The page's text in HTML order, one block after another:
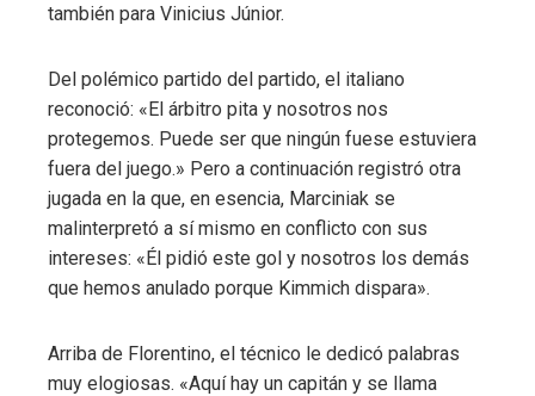
también para Vinicius Júnior.
Del polémico partido del partido, el italiano
reconoció: «El árbitro pita y nosotros nos
protegemos. Puede ser que ningún fuese estuviera
fuera del juego.» Pero a continuación registró otra
jugada en la que, en esencia, Marciniak se
malinterpretó a sí mismo en conflicto con sus
intereses: «Él pidió este gol y nosotros los demás
que hemos anulado porque Kimmich dispara».
Arriba de Florentino, el técnico le dedicó palabras
muy elogiosas. «Aquí hay un capitán y se llama